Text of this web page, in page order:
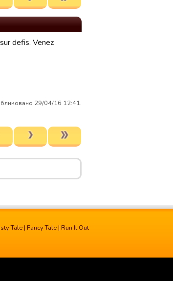
defis. Venez
29/04/16 12:41.
Tale | Fancy Tale | Run It Out